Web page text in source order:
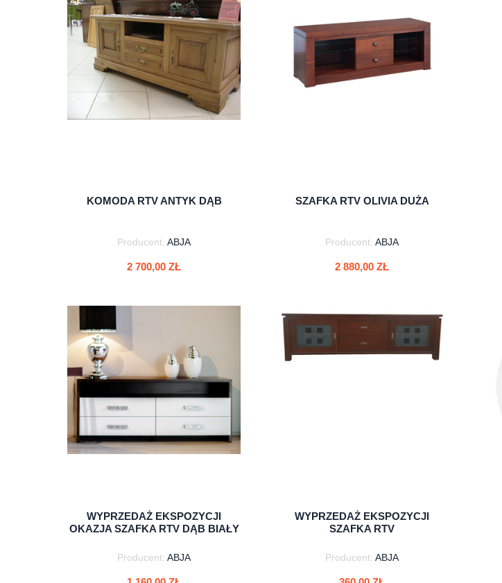
KOMODA RTV ANTYK DĄB
Producent: ABJA
2 700,00 ZŁ
do koszyka
SZAFKA RTV OLIVIA DUŻA
Producent: ABJA
2 880,00 ZŁ
do koszyka
WYPRZEDAŻ EKSPOZYCJI
OKAZJA SZAFKA RTV DĄB BIAŁY
Producent: ABJA
WYPRZEDAŻ EKSPOZYCJI
SZAFKA RTV
Producent: ABJA